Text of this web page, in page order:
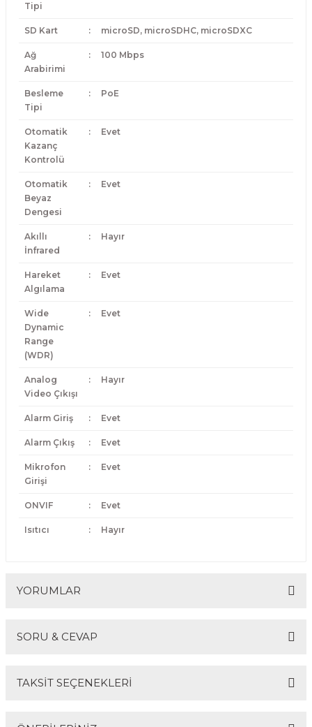
Tipi
SD Kart : microSD, microSDHC, microSDXC
Ağ
Arabirimi
: 100 Mbps
Besleme
Tipi
: PoE
Otomatik
Kazanç
Kontrolü
: Evet
Otomatik
Beyaz
Dengesi
: Evet
Akıllı
İnfrared
: Hayır
Hareket
Algılama
: Evet
Wide
Dynamic
Range
(WDR)
: Evet
Analog
Video Çıkışı
: Hayır
Alarm Giriş : Evet
Alarm Çıkış : Evet
Mikrofon
Girişi
: Evet
ONVIF : Evet
Isıtıcı : Hayır
YORUMLAR
SORU & CEVAP
TAKSİT SEÇENEKLERİ